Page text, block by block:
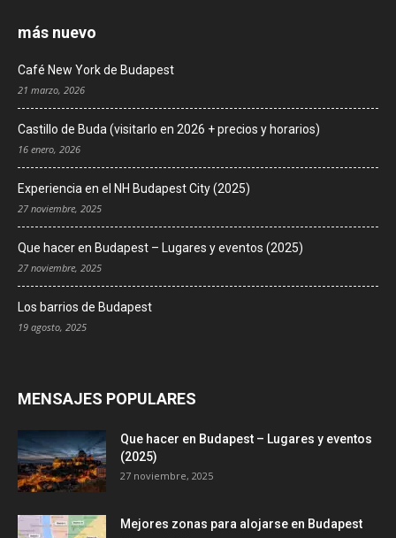
más nuevo
Café New York de Budapest
21 marzo, 2026
Castillo de Buda (visitarlo en 2026 + precios y horarios)
16 enero, 2026
Experiencia en el NH Budapest City (2025)
27 noviembre, 2025
Que hacer en Budapest – Lugares y eventos (2025)
27 noviembre, 2025
Los barrios de Budapest
19 agosto, 2025
MENSAJES POPULARES
Que hacer en Budapest – Lugares y eventos
(2025)
27 noviembre, 2025
Mejores zonas para alojarse en Budapest